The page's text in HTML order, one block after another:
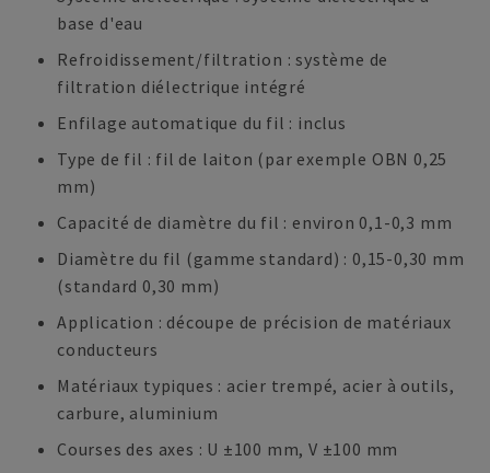
base d'eau
Refroidissement/filtration : système de
filtration diélectrique intégré
Enfilage automatique du fil : inclus
Type de fil : fil de laiton (par exemple OBN 0,25
mm)
Capacité de diamètre du fil : environ 0,1-0,3 mm
Diamètre du fil (gamme standard) : 0,15-0,30 mm
(standard 0,30 mm)
Application : découpe de précision de matériaux
conducteurs
Matériaux typiques : acier trempé, acier à outils,
carbure, aluminium
Courses des axes : U ±100 mm, V ±100 mm